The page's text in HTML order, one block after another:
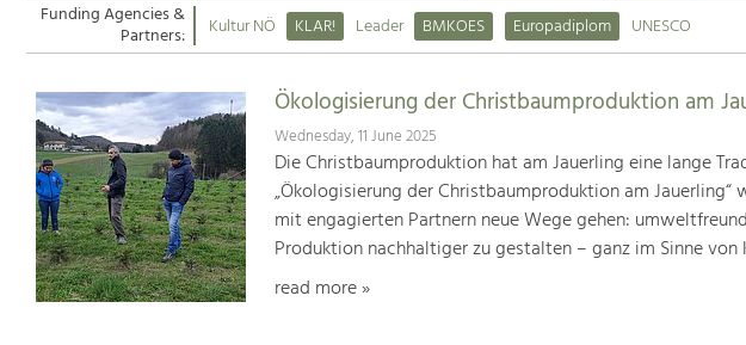
Funding Agencies &
Partners: Kultur NÖ KLAR! Leader BMKOES Europadiplom UNESCO
Ökologisierung der Christbaumproduktion am
Wednesday, 11 June 2025
Die Christbaumproduktion hat am Jauerling eine lange
„Ökologisierung der Christbaumproduktion am
mit engagierten Partnern neue Wege gehen:
Produktion nachhaltiger zu gestalten – ganz im Sinne
read more »